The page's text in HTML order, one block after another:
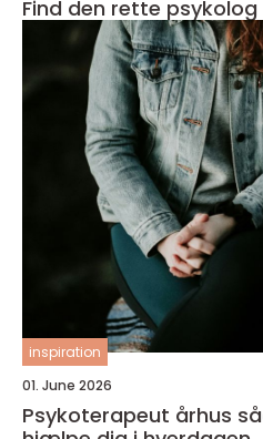
Find den rette
inspiration
01. June 2026
Psykoterapeut århus sådan kan terapi